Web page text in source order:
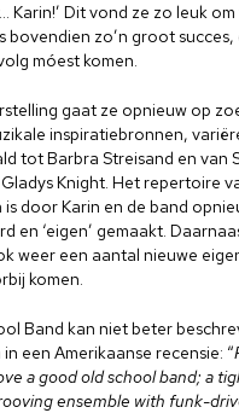
Karin!’ Dit vond ze zo leuk om
bovendien zo’n groot
móest komen.
gaat ze opnieuw op
inspiratiebronnen,
tot Barbra Streisand en van
Knight. Het repertoire
door Karin en de band
en ‘eigen’ gemaakt.
weer een aantal nieuwe
komen.
Band kan niet beter
een Amerikaanse recensie: “
a good old school band; a
ensemble with funk-